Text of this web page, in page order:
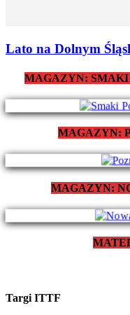
Lato na Dolnym
MAGAZYN: SMAKI
MAGAZYN:
MAGAZYN:
Targi ITTF